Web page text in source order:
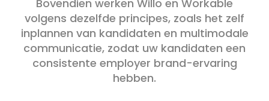
Bovendien werken Willo en Workable
volgens dezelfde principes, zoals het zelf
inplannen van kandidaten en multimodale
communicatie, zodat uw kandidaten een
consistente employer brand-ervaring
hebben.